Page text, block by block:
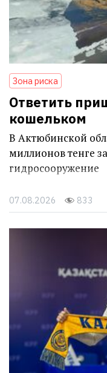
Зона риска
Ответить
кошельком
В Актюбинской
миллионов тенге
гидросооружение
07.08.2026 833